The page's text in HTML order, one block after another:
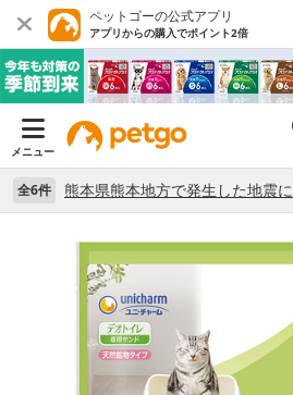
ペットゴーの公式アプリ
アプリからの購入でポイント2倍
メニュー
全6件